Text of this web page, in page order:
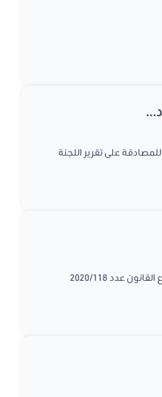
جدول اعمالها في الفترة القادمة وللمصادقة على تقرير اللجنة
عقدت لجنة الشباب والشؤون الثقافية والتربية والبحث العلمي جلسة عمل يوم الجمعة 29 جانفي 2021 للإستماع إلى وزيرة المرأة حول مشروع القانون عدد 2020/118